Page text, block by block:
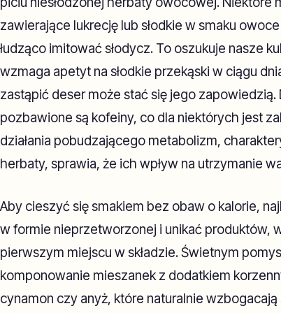
zawierające lukrecję lub słodkie w smaku
łudząco imitować słodycz. To oszukuje nasze
wzmaga apetyt na słodkie przekąski w ciągu
zastąpić deser może stać się jego
pozbawione są kofeiny, co dla niektórych jest
działania pobudzającego metabolizm,
herbaty, sprawia, że ich wpływ na utrzymanie
Aby cieszyć się smakiem bez obaw o kalorie,
w formie nieprzetworzonej i unikać produktów,
pierwszym miejscu w składzie. Świetnym
komponowanie mieszanek z dodatkiem
cynamon czy anyż, które naturalnie